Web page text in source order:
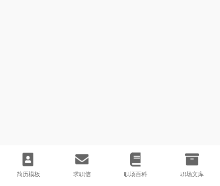
简历模板 求职信 职场百科 职场文库